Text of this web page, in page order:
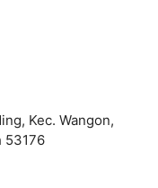
Kec. Wangon,
53176